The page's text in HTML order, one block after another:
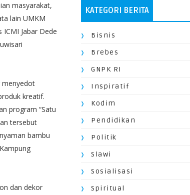
masyarakat,
lain UMKM
Jabar Dede
menyedot
kreatif.
program “Satu
tersebut
bambu
dan dekor
KATEGORI BERITA
Bisnis
Brebes
GNPK RI
Inspiratif
Kodim
Pendidikan
Politik
Slawi
Sosialisasi
Spiritual